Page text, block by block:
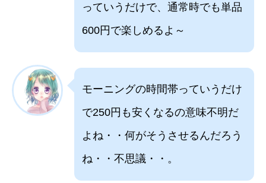
っていうだけで、通常時でも単品
600円で楽しめるよ～
モーニングの時間帯っていうだけ
で250円も安くなるの意味不明だ
よね・・何がそうさせるんだろう
ね・・不思議・・。